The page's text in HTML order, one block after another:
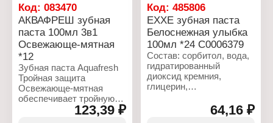
Код: 083470
АКВАФРЕШ зубная
паста 100мл 3в1
Освежающе-мятная
*12
Зубная паста Aquafresh
Тройная защита
Освежающе-мятная
обеспечивает тройную
защиту полости рта для
поддержания здоровья
123,39 ₽
Код:485806
EXXE зубная паста
Белоснежная улыбка
100мл *24 С0006379
Состав: сорбитол, вода,
гидратированный
диоксид кремния,
глицерин,
натрия, целлюлозная
64,16 ₽